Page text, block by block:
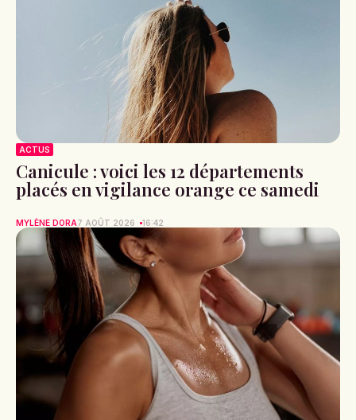
ACTUS
Canicule : voici les 12 départements
placés en vigilance orange ce samedi
MYLÈNE DORA7 AOÛT 2026 16:42